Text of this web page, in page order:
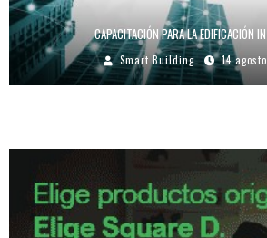
CAPACITACIÓN PARA LA EDIFICACIÓN
Smart Building 14